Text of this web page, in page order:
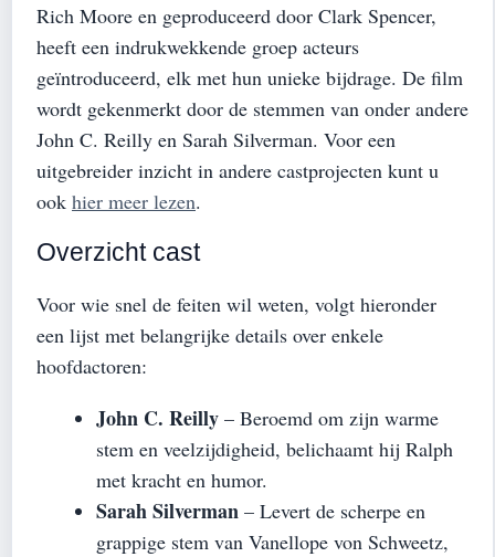
Rich Moore en geproduceerd door Clark Spencer,
heeft een indrukwekkende groep acteurs
geïntroduceerd, elk met hun unieke bijdrage. De film
wordt gekenmerkt door de stemmen van onder andere
John C. Reilly en Sarah Silverman. Voor een
uitgebreider inzicht in andere castprojecten kunt u
ook hier meer lezen.
Overzicht cast
Voor wie snel de feiten wil weten, volgt hieronder
een lijst met belangrijke details over enkele
hoofdactoren:
John C. Reilly – Beroemd om zijn warme
stem en veelzijdigheid, belichaamt hij Ralph
met kracht en humor.
Sarah Silverman – Levert de scherpe en
grappige stem van Vanellope von Schweetz,